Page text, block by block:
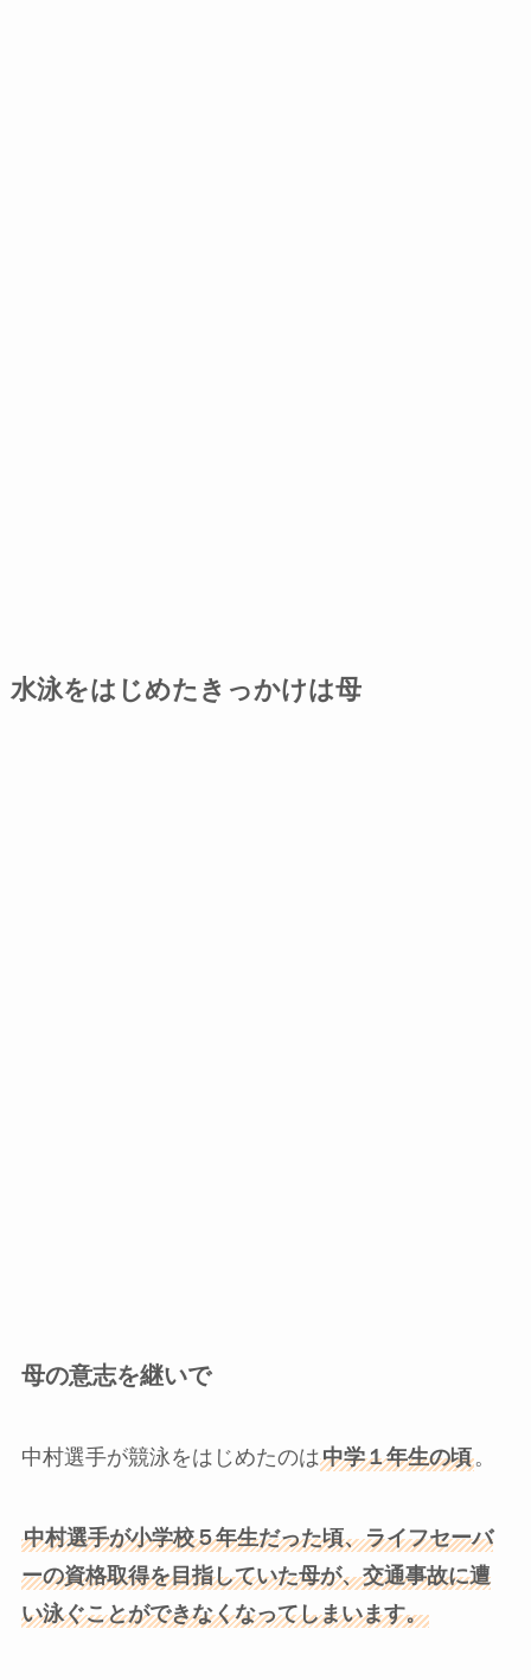
水泳をはじめたきっかけは母
母の意志を継いで
中村選手が競泳をはじめたのは中学１年生の頃。
中村選手が小学校５年生だった頃、ライフセーバ
ーの資格取得を目指していた母が、交通事故に遭
い泳ぐことができなくなってしまいます。